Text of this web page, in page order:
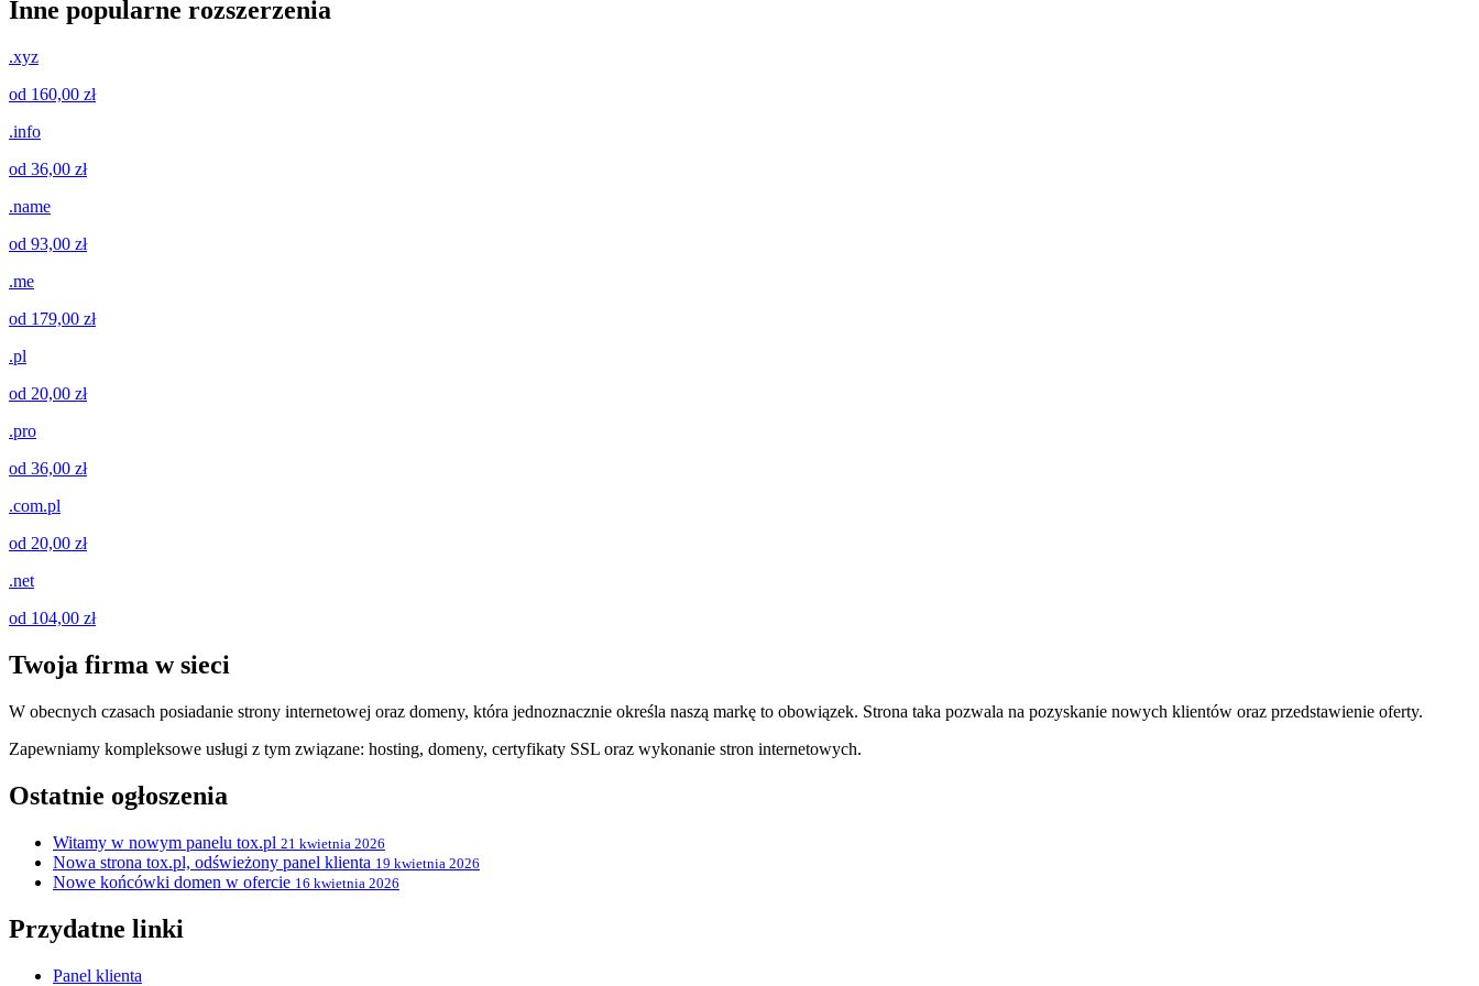
Inne popularne rozszerzenia
.xyz
od 160,00 zł
.info
od 36,00 zł
.name
od 93,00 zł
.me
od 179,00 zł
.pl
od 20,00 zł
.pro
od 36,00 zł
.com.pl
od 20,00 zł
.net
od 104,00 zł
Twoja firma w sieci
W obecnych czasach posiadanie strony internetowej oraz domeny, która jednoznacznie określa naszą markę to obowiązek. Strona taka pozwala na pozyskanie nowych klientów oraz przedstawienie oferty.
Zapewniamy kompleksowe usługi z tym związane: hosting, domeny, certyfikaty SSL oraz wykonanie stron internetowych.
Ostatnie ogłoszenia
Witamy w nowym panelu tox.pl 21 kwietnia 2026
Nowa strona tox.pl, odświeżony panel klienta 19 kwietnia 2026
Nowe końcówki domen w ofercie 16 kwietnia 2026
Przydatne linki
Panel klienta